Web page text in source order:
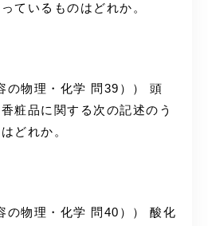
ているものはどれか。
の物理・化学 問39）） 頭
粧品に関する次の記述のう
どれか。
の物理・化学 問40）） 酸化